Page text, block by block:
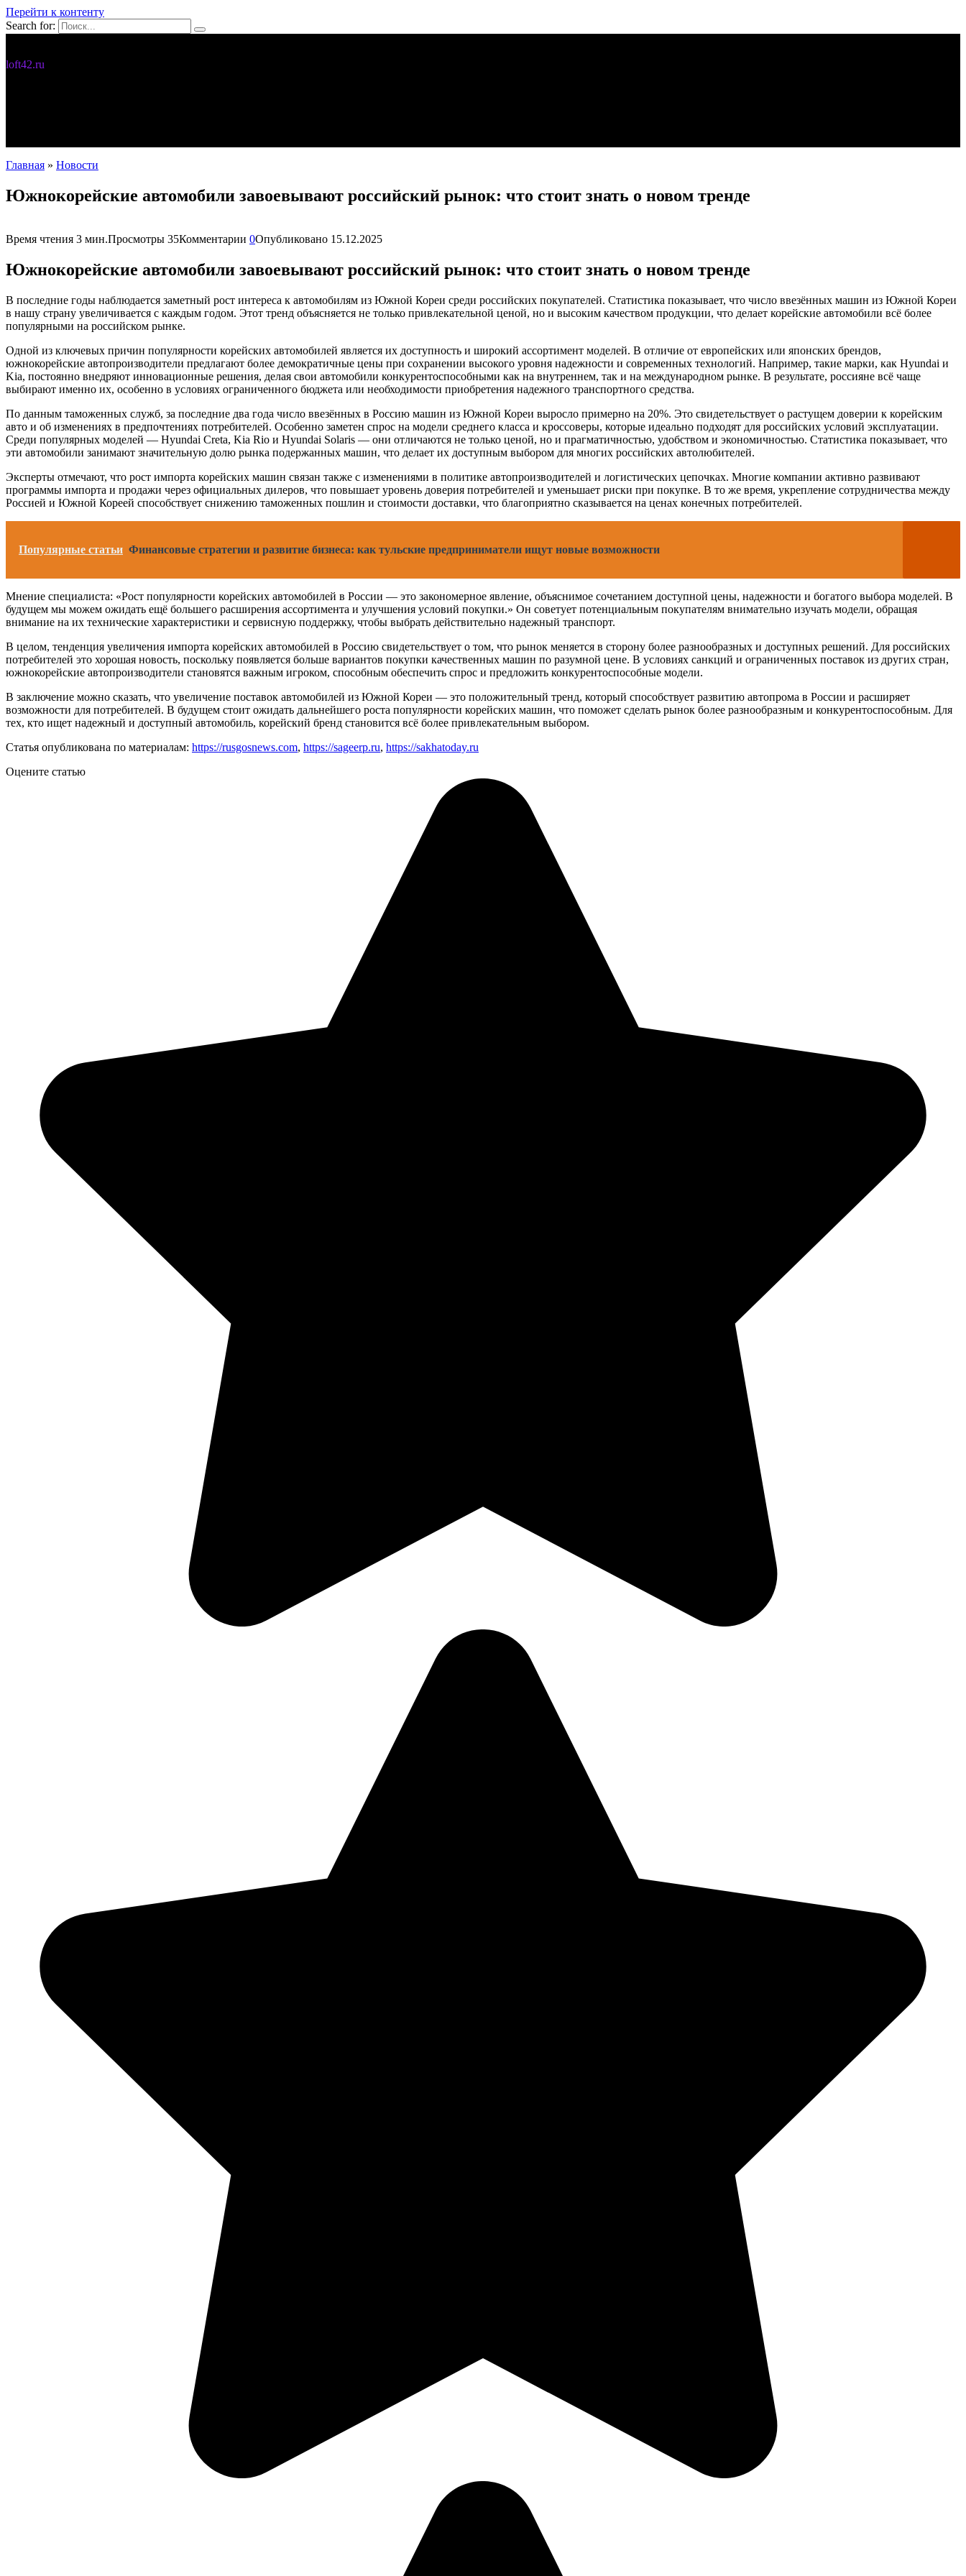
Перейти к контенту
Search for:
loft42.ru
Главная » Новости
Южнокорейские автомобили завоевывают российский рынок: что стоит знать о новом тренде
Время чтения 3 мин.Просмотры 35Комментарии 0Опубликовано 15.12.2025
Южнокорейские автомобили завоевывают российский рынок: что стоит знать о новом тренде
В последние годы наблюдается заметный рост интереса к автомобилям из Южной Кореи среди российских покупателей. Статистика показывает, что число ввезённых машин из Южной Кореи
в нашу страну увеличивается с каждым годом. Этот тренд объясняется не только привлекательной ценой, но и высоким качеством продукции, что делает корейские автомобили всё более
популярными на российском рынке.
Одной из ключевых причин популярности корейских автомобилей является их доступность и широкий ассортимент моделей. В отличие от европейских или японских брендов,
южнокорейские автопроизводители предлагают более демократичные цены при сохранении высокого уровня надежности и современных технологий. Например, такие марки, как Hyundai и
Kia, постоянно внедряют инновационные решения, делая свои автомобили конкурентоспособными как на внутреннем, так и на международном рынке. В результате, россияне всё чаще
выбирают именно их, особенно в условиях ограниченного бюджета или необходимости приобретения надежного транспортного средства.
По данным таможенных служб, за последние два года число ввезённых в Россию машин из Южной Кореи выросло примерно на 20%. Это свидетельствует о растущем доверии к корейским
авто и об изменениях в предпочтениях потребителей. Особенно заметен спрос на модели среднего класса и кроссоверы, которые идеально подходят для российских условий эксплуатации.
Среди популярных моделей — Hyundai Creta, Kia Rio и Hyundai Solaris — они отличаются не только ценой, но и прагматичностью, удобством и экономичностью. Статистика показывает, что
эти автомобили занимают значительную долю рынка подержанных машин, что делает их доступным выбором для многих российских автолюбителей.
Эксперты отмечают, что рост импорта корейских машин связан также с изменениями в политике автопроизводителей и логистических цепочках. Многие компании активно развивают
программы импорта и продажи через официальных дилеров, что повышает уровень доверия потребителей и уменьшает риски при покупке. В то же время, укрепление сотрудничества между
Россией и Южной Кореей способствует снижению таможенных пошлин и стоимости доставки, что благоприятно сказывается на ценах конечных потребителей.
Популярные статьи Финансовые стратегии и развитие бизнеса: как тульские предприниматели ищут новые возможности
Мнение специалиста: «Рост популярности корейских автомобилей в России — это закономерное явление, объяснимое сочетанием доступной цены, надежности и богатого выбора моделей. В
будущем мы можем ожидать ещё большего расширения ассортимента и улучшения условий покупки.» Он советует потенциальным покупателям внимательно изучать модели, обращая
внимание на их технические характеристики и сервисную поддержку, чтобы выбрать действительно надежный транспорт.
В целом, тенденция увеличения импорта корейских автомобилей в Россию свидетельствует о том, что рынок меняется в сторону более разнообразных и доступных решений. Для российских
потребителей это хорошая новость, поскольку появляется больше вариантов покупки качественных машин по разумной цене. В условиях санкций и ограниченных поставок из других стран,
южнокорейские автопроизводители становятся важным игроком, способным обеспечить спрос и предложить конкурентоспособные модели.
В заключение можно сказать, что увеличение поставок автомобилей из Южной Кореи — это положительный тренд, который способствует развитию автопрома в России и расширяет
возможности для потребителей. В будущем стоит ожидать дальнейшего роста популярности корейских машин, что поможет сделать рынок более разнообразным и конкурентоспособным. Для
тех, кто ищет надежный и доступный автомобиль, корейский бренд становится всё более привлекательным выбором.
Статья опубликована по материалам: https://rusgosnews.com, https://sageerp.ru, https://sakhatoday.ru
Оцените статью